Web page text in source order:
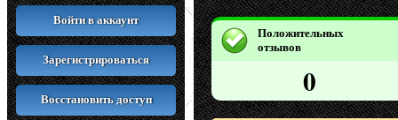
Войти в аккаунт
Зарегистрироваться
Восстановить доступ
Положительных
отзывов
0